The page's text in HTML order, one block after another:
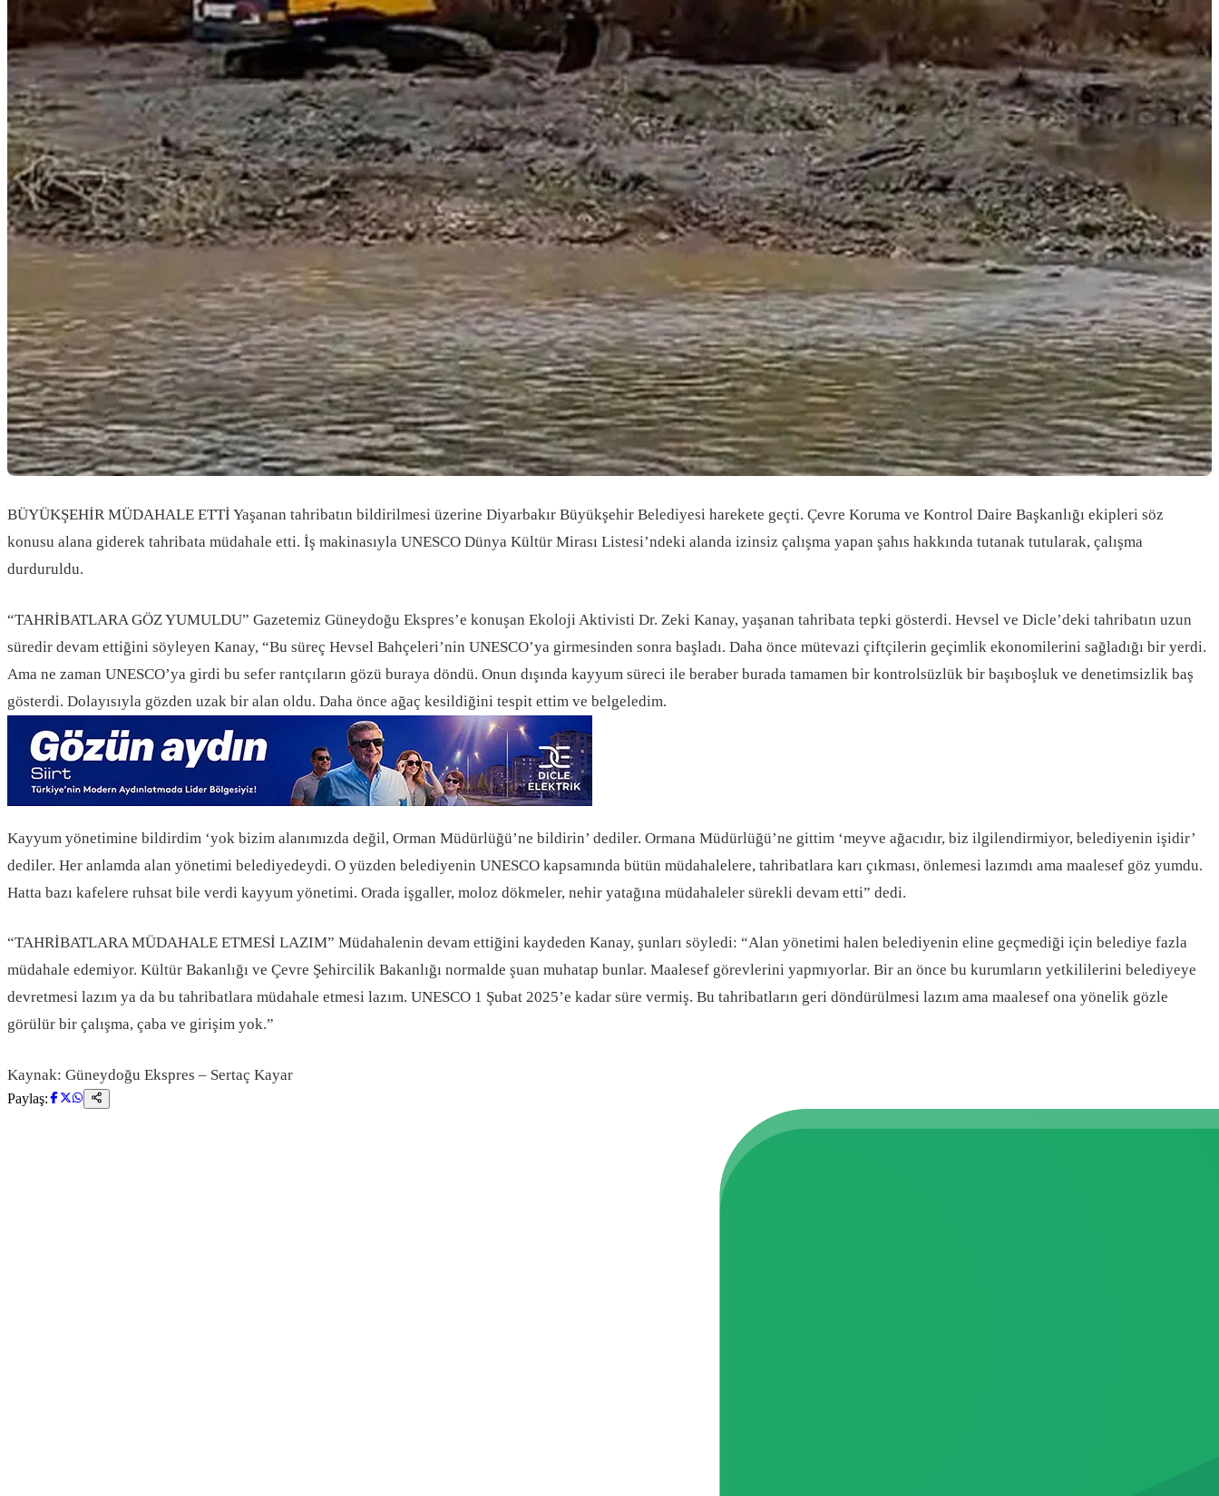
BÜYÜKŞEHİR MÜDAHALE ETTİ Yaşanan tahribatın bildirilmesi üzerine Diyarbakır Büyükşehir Belediyesi harekete geçti. Çevre Koruma ve Kontrol Daire Başkanlığı ekipleri söz
konusu alana giderek tahribata müdahale etti. İş makinasıyla UNESCO Dünya Kültür Mirası Listesi’ndeki alanda izinsiz çalışma yapan şahıs hakkında tutanak tutularak, çalışma
durduruldu.
“TAHRİBATLARA GÖZ YUMULDU” Gazetemiz Güneydoğu Ekspres’e konuşan Ekoloji Aktivisti Dr. Zeki Kanay, yaşanan tahribata tepki gösterdi. Hevsel ve Dicle’deki tahribatın uzun
süredir devam ettiğini söyleyen Kanay, “Bu süreç Hevsel Bahçeleri’nin UNESCO’ya girmesinden sonra başladı. Daha önce mütevazi çiftçilerin geçimlik ekonomilerini sağladığı bir yerdi.
Ama ne zaman UNESCO’ya girdi bu sefer rantçıların gözü buraya döndü. Onun dışında kayyum süreci ile beraber burada tamamen bir kontrolsüzlük bir başıboşluk ve denetimsizlik baş
gösterdi. Dolayısıyla gözden uzak bir alan oldu. Daha önce ağaç kesildiğini tespit ettim ve belgeledim.
Kayyum yönetimine bildirdim ‘yok bizim alanımızda değil, Orman Müdürlüğü’ne bildirin’ dediler. Ormana Müdürlüğü’ne gittim ‘meyve ağacıdır, biz ilgilendirmiyor, belediyenin işidir’
dediler. Her anlamda alan yönetimi belediyedeydi. O yüzden belediyenin UNESCO kapsamında bütün müdahalelere, tahribatlara karı çıkması, önlemesi lazımdı ama maalesef göz yumdu.
Hatta bazı kafelere ruhsat bile verdi kayyum yönetimi. Orada işgaller, moloz dökmeler, nehir yatağına müdahaleler sürekli devam etti” dedi.
“TAHRİBATLARA MÜDAHALE ETMESİ LAZIM” Müdahalenin devam ettiğini kaydeden Kanay, şunları söyledi: “Alan yönetimi halen belediyenin eline geçmediği için belediye fazla
müdahale edemiyor. Kültür Bakanlığı ve Çevre Şehircilik Bakanlığı normalde şuan muhatap bunlar. Maalesef görevlerini yapmıyorlar. Bir an önce bu kurumların yetkililerini belediyeye
devretmesi lazım ya da bu tahribatlara müdahale etmesi lazım. UNESCO 1 Şubat 2025’e kadar süre vermiş. Bu tahribatların geri döndürülmesi lazım ama maalesef ona yönelik gözle
görülür bir çalışma, çaba ve girişim yok.”
Kaynak: Güneydoğu Ekspres – Sertaç Kayar
Paylaş: